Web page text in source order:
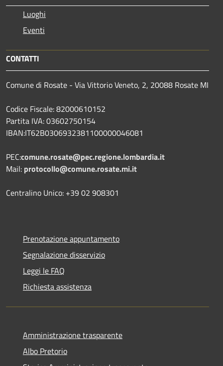
Luoghi
Eventi
CONTATTI
Comune di Rosate - Via Vittorio Veneto, 2, 20088 Rosate MI
Codice Fiscale: 82000610152
Partita IVA: 03602750154
IBAN:IT62B0306932381100000046081
PEC:comune.rosate@pec.regione.lombardia.it
Mail: protocollo@comune.rosate.mi.it
Centralino Unico: +39 02 908301
Prenotazione appuntamento
Segnalazione disservizio
Leggi le FAQ
Richiesta assistenza
Amministrazione trasparente
Albo Pretorio